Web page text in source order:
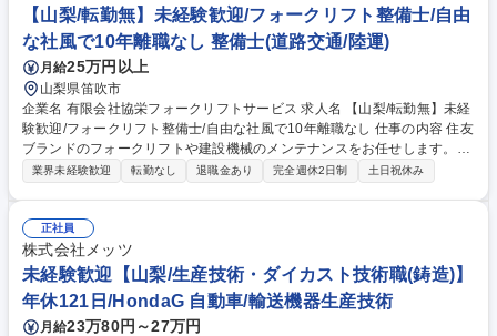
し/業績好調
【山梨/転勤無】未経験歓迎/フォークリフト整備士/自由
な社風で10年離職なし 整備士(道路交通/陸運)
月給25万円以上
山梨県笛吹市
企業名 有限会社協栄フォークリフトサービス 求人名 【山梨/転勤無】未経
験歓迎/フォークリフト整備士/自由な社風で10年離職なし 仕事の内容 住友
ブランドのフォークリフトや建設機械のメンテナンスをお任せします。未
経験からでも、器具の使い方から半年程度目安にできるようになるまで丁
定、エンジンやモーターの整備 ■消耗品の交換：タイヤ、バッテリー、オ
イル交換、グリスアップ等の保守 ■報告・管理：作業内容をお客様へ説明
し、タブレットで報告書を作成 募集職種 【山梨/転勤無】未経験歓迎/フォ
ークリフト整備士/自由な社風で10年離職なし
業界未経験歓迎 転勤なし 退職金あり 完全週休2日制 土日祝休み
正社員
株式会社メッツ
未経験歓迎【山梨/生産技術・ダイカスト技術職(鋳造)】
年休121日/HondaG 自動車/輸送機器生産技術
月給23万80円～27万円